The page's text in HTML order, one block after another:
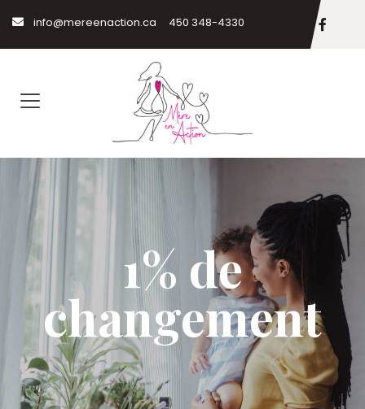
info@mereenaction.ca 450 348-4330
1% de
changement